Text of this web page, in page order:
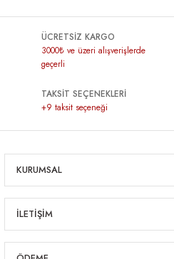
ÜCRETSİZ KARGO
3000₺ ve üzeri alışverişlerde
geçerli
TAKSİT SEÇENEKLERİ
+9 taksit seçeneği
KURUMSAL
İLETİŞİM